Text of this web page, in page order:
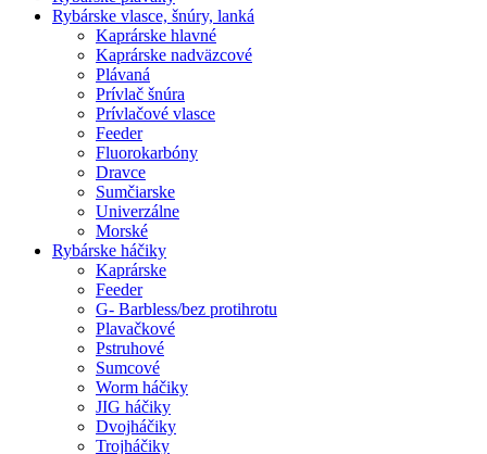
Rybárske vlasce, šnúry, lanká
Kaprárske hlavné
Kaprárske nadväzcové
Plávaná
Prívlač šnúra
Prívlačové vlasce
Feeder
Fluorokarbóny
Dravce
Sumčiarske
Univerzálne
Morské
Rybárske háčiky
Kaprárske
Feeder
G- Barbless/bez protihrotu
Plavačkové
Pstruhové
Sumcové
Worm háčiky
JIG háčiky
Dvojháčiky
Trojháčiky